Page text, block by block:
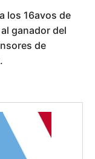
los 16avos de
ganador del
de